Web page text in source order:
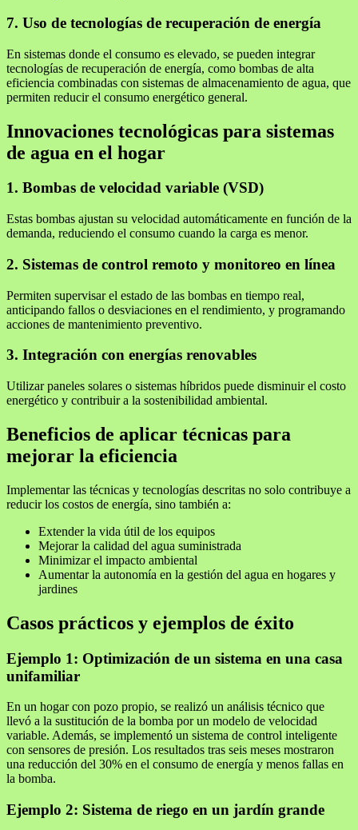
7. Uso de tecnologías de recuperación de energía
En sistemas donde el consumo es elevado, se pueden integrar
tecnologías de recuperación de energía, como bombas de alta
eficiencia combinadas con sistemas de almacenamiento de agua, que
permiten reducir el consumo energético general.
Innovaciones tecnológicas para sistemas
de agua en el hogar
1. Bombas de velocidad variable (VSD)
Estas bombas ajustan su velocidad automáticamente en función de la
demanda, reduciendo el consumo cuando la carga es menor.
2. Sistemas de control remoto y monitoreo en línea
Permiten supervisar el estado de las bombas en tiempo real,
anticipando fallos o desviaciones en el rendimiento, y programando
acciones de mantenimiento preventivo.
3. Integración con energías renovables
Utilizar paneles solares o sistemas híbridos puede disminuir el costo
energético y contribuir a la sostenibilidad ambiental.
Beneficios de aplicar técnicas para
mejorar la eficiencia
Implementar las técnicas y tecnologías descritas no solo contribuye a
reducir los costos de energía, sino también a:
Extender la vida útil de los equipos
Mejorar la calidad del agua suministrada
Minimizar el impacto ambiental
Aumentar la autonomía en la gestión del agua en hogares y
jardines
Casos prácticos y ejemplos de éxito
Ejemplo 1: Optimización de un sistema en una casa
unifamiliar
En un hogar con pozo propio, se realizó un análisis técnico que
llevó a la sustitución de la bomba por un modelo de velocidad
variable. Además, se implementó un sistema de control inteligente
con sensores de presión. Los resultados tras seis meses mostraron
una reducción del 30% en el consumo de energía y menos fallas en
la bomba.
Ejemplo 2: Sistema de riego en un jardín grande